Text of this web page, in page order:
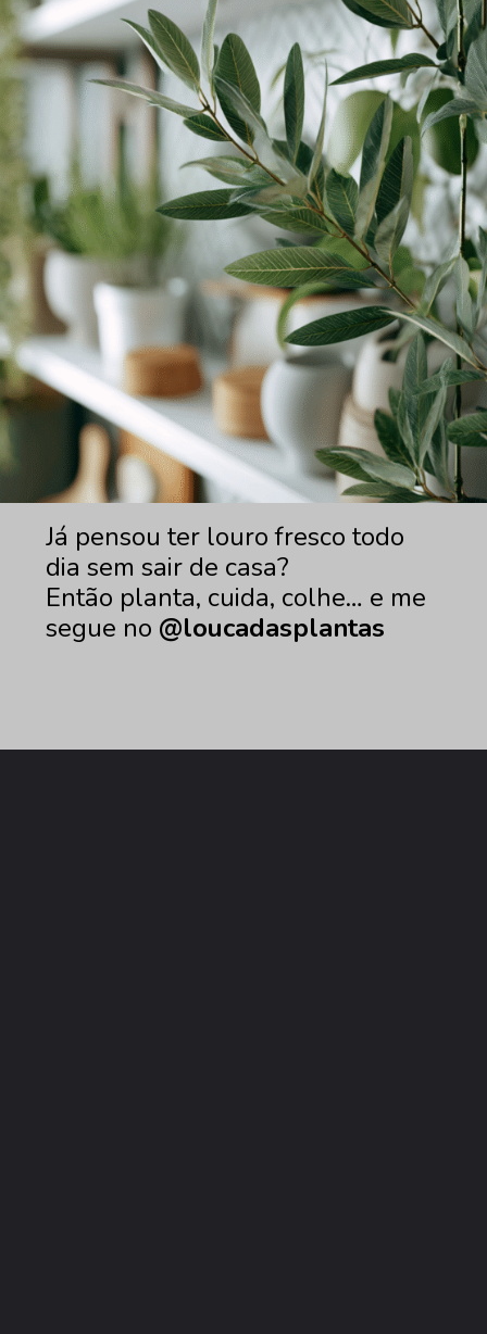
Já pensou ter louro fresco todo
dia sem sair de casa?
Então planta, cuida, colhe… e me
segue no @loucadasplantas